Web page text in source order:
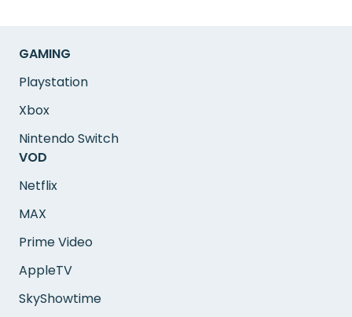
GAMING
Playstation
Xbox
Nintendo Switch
VOD
Netflix
MAX
Prime Video
AppleTV
SkyShowtime